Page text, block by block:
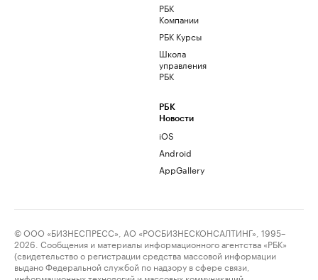
РБК
Компании
РБК Курсы
Школа
управления
РБК
РБК
Новости
iOS
Android
AppGallery
© ООО «БИЗНЕСПРЕСС», АО «РОСБИЗНЕСКОНСАЛТИНГ», 1995–
2026. Сообщения и материалы информационного агентства «РБК»
(свидетельство о регистрации средства массовой информации
выдано Федеральной службой по надзору в сфере связи,